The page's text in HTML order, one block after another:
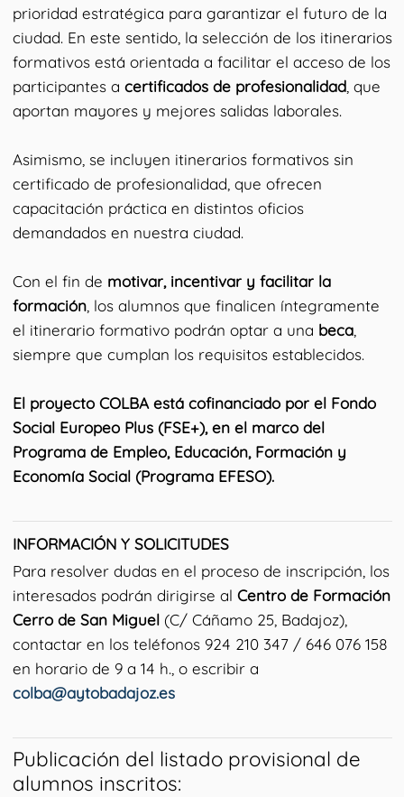
prioridad estratégica para garantizar el futuro de la
ciudad. En este sentido, la selección de los itinerarios
formativos está orientada a facilitar el acceso de los
participantes a certificados de profesionalidad, que
aportan mayores y mejores salidas laborales.
Asimismo, se incluyen itinerarios formativos sin
certificado de profesionalidad, que ofrecen
capacitación práctica en distintos oficios
demandados en nuestra ciudad.
Con el fin de motivar, incentivar y facilitar la
formación, los alumnos que finalicen íntegramente
el itinerario formativo podrán optar a una beca,
siempre que cumplan los requisitos establecidos.
El proyecto COLBA está cofinanciado por el Fondo
Social Europeo Plus (FSE+), en el marco del
Programa de Empleo, Educación, Formación y
Economía Social (Programa EFESO).
INFORMACIÓN Y SOLICITUDES
Para resolver dudas en el proceso de inscripción, los
interesados podrán dirigirse al Centro de Formación
Cerro de San Miguel(C/ Cáñamo 25, Badajoz),
contactar en los teléfonos 924 210 347 / 646 076 158
en horario de 9 a 14 h., o escribir a
colba@aytobadajoz.es
Publicación del listado provisional de
alumnos inscritos: